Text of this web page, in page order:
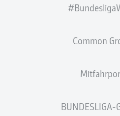
Common
BUNDESLIGA-
wo es tabellarisch um nichts
Montag mit dem nötigen